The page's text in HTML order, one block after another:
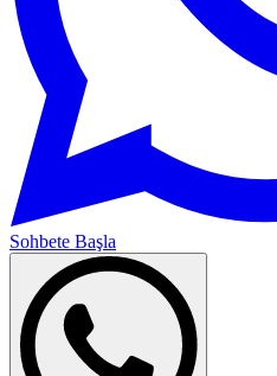
Sohbete Başla